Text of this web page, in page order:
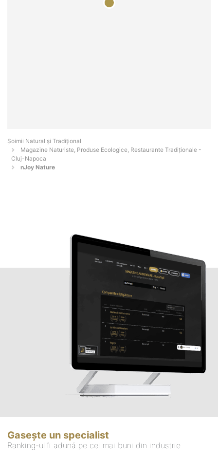
Șoimii Natural și Tradițional
Magazine Naturiste, Produse Ecologice, Restaurante Tradiționale -
Cluj-Napoca
nJoy Nature
Gasește un specialist
Ranking-ul îi adună pe cei mai buni din industrie